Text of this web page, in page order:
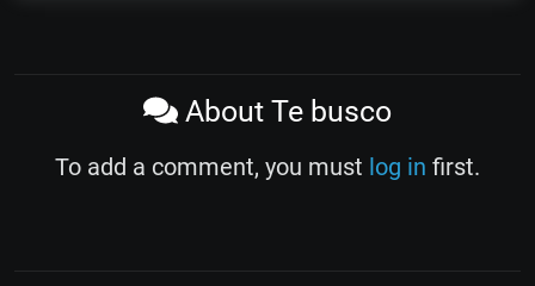
About Te busco
To add a comment, you must log in first.